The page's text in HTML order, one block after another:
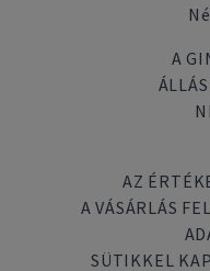
A
AZ
A VÁSÁRLÁS
SÜTIKKEL